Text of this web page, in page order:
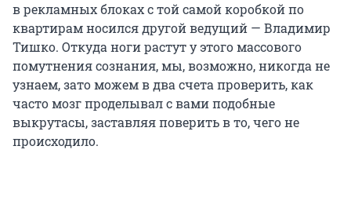
в рекламных блоках с той самой коробкой по
квартирам носился другой ведущий — Владимир
Тишко. Откуда ноги растут у этого массового
помутнения сознания, мы, возможно, никогда не
узнаем, зато можем в два счета проверить, как
часто мозг проделывал с вами подобные
выкрутасы, заставляя поверить в то, чего не
происходило.